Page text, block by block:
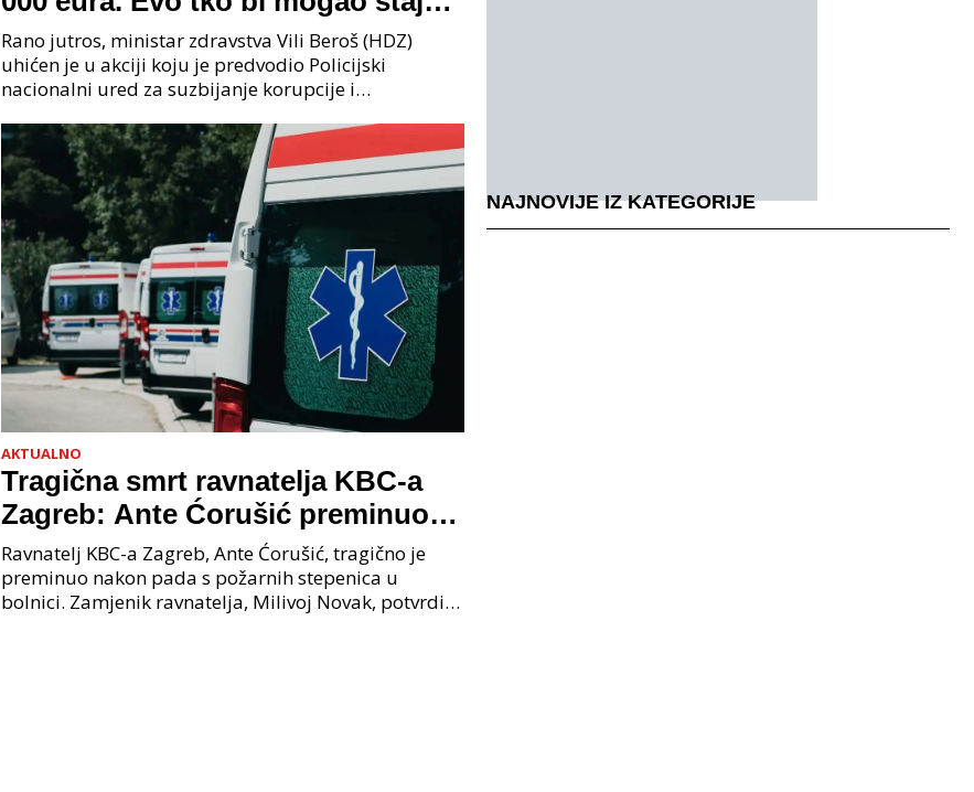
na čelu zločinačkog udruženja
Rano jutros, ministar zdravstva Vili Beroš (HDZ)
uhićen je u akciji koju je predvodio Policijski
nacionalni ured za suzbijanje korupcije i
priopćenju USKOK
AKTUALNO
Tragična smrt ravnatelja KBC-a
Zagreb: Ante Ćorušić preminuo
nakon pada u bolnici, policija na
mjestu događaja
Ravnatelj KBC-a Zagreb, Ante Ćorušić, tragično je
preminuo nakon pada s požarnih stepenica u
bolnici. Zamjenik ravnatelja, Milivoj Novak, potvrdio
NAJNOVIJE IZ KATEGORIJE